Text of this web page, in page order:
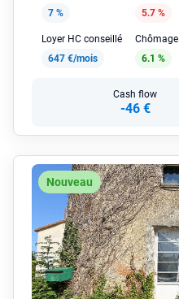
7 %
5.7 %
Loyer HC conseillé
647 €/mois
Chômage
6.1 %
Cash flow
-46 €
Nouveau